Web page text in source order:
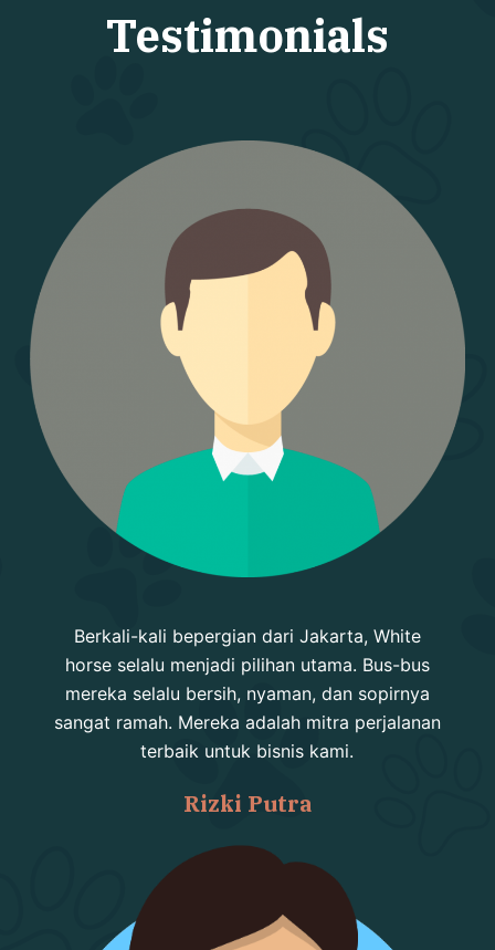
Testimonials
Berkali-kali bepergian dari Jakarta, White
horse selalu menjadi pilihan utama. Bus-bus
mereka selalu bersih, nyaman, dan sopirnya
sangat ramah. Mereka adalah mitra perjalanan
terbaik untuk bisnis kami.
Rizki Putra